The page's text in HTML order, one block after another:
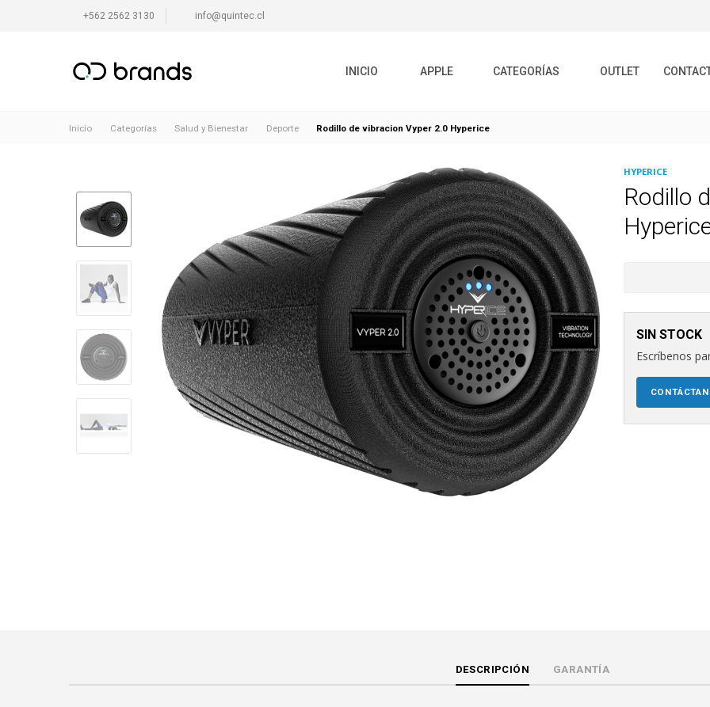
+562 2562 3130 info@quintec.cl
INICIO APPLE CATEGORÍAS OUTLET
Inicio Categorías Salud y Bienestar Deporte Rodillo de vibracion Vyper 2.0 Hyperice
HYPERICE
Rodillo
SIN STOCK
Escríbenos
DESCRIPCIÓN GARANTÍA